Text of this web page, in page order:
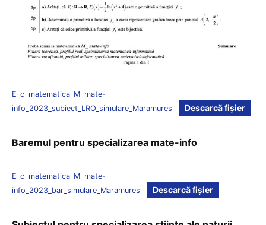
E_c_matematica_M_mate-
info_2023_subiect_LRO_simulare_Maramures
Descarcă fișier
Baremul pentru specializarea mate-info
E_c_matematica_M_mate-
info_2023_bar_simulare_Maramures
Descarcă fișier